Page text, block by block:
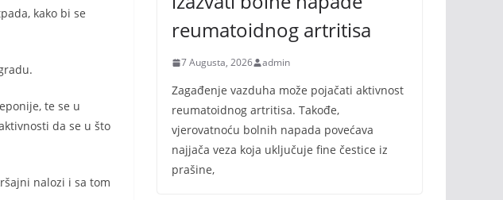
kako bi se
te se u
da se u što
nalozi i sa tom
reumatoidnog artritisa
7 Augusta, 2026 admin
Zagađenje vazduha može pojačati aktivnost
reumatoidnog artritisa. Takođe,
vjerovatnoću bolnih napada povećava
najjača veza koja uključuje fine čestice iz
prašine,